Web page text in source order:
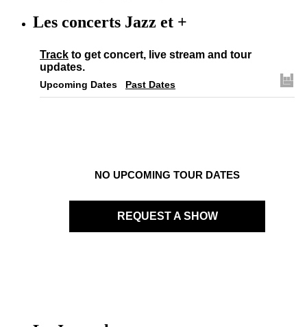
Les concerts Jazz et +
Track to get concert, live stream and tour
updates.
Upcoming Dates Past Dates
NO UPCOMING TOUR DATES
REQUEST A SHOW